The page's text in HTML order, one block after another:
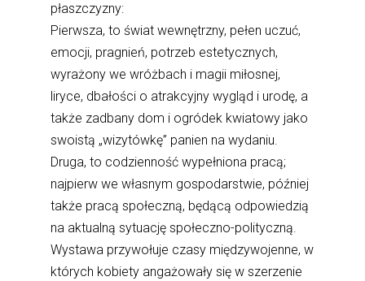
płaszczyzny:
Pierwsza, to świat wewnętrzny, pełen uczuć,
emocji, pragnień, potrzeb estetycznych,
wyrażony we wróżbach i magii miłosnej,
liryce, dbałości o atrakcyjny wygląd i urodę, a
także zadbany dom i ogródek kwiatowy jako
swoistą „wizytówkę” panien na wydaniu.
Druga, to codzienność wypełniona pracą;
najpierw we własnym gospodarstwie, później
także pracą społeczną, będącą odpowiedzią
na aktualną sytuację społeczno-polityczną.
Wystawa przywołuje czasy międzywojenne, w
których kobiety angażowały się w szerzenie